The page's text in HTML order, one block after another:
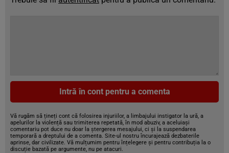
Intră în cont pentru a comenta
Vă rugăm să țineți cont că folosirea injuriilor, a limbajului instigator la ură, a
apelurilor la violență sau trimiterea repetată, în mod abuziv, a aceluiași
comentariu pot duce nu doar la ștergerea mesajului, ci și la suspendarea
temporară a dreptului de a comenta. Site-ul nostru încurajează dezbaterile
aprinse, dar civilizate. Vă mulțumim pentru înțelegere și pentru contribuția la o
discuție bazată pe argumente, nu pe atacuri.